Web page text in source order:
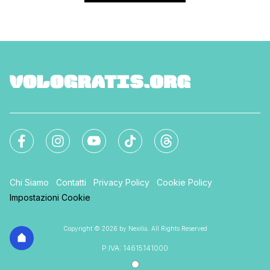
Chi Siamo Contatti Privacy Policy
Cookie Policy
Impostazioni Cookie
Copyright © 2026 by Nexilia. All Rights Reserved
P.IVA: 14615141000